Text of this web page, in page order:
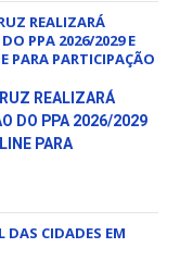
REALIZARÁ
DO PPA 2026/2029
PARA